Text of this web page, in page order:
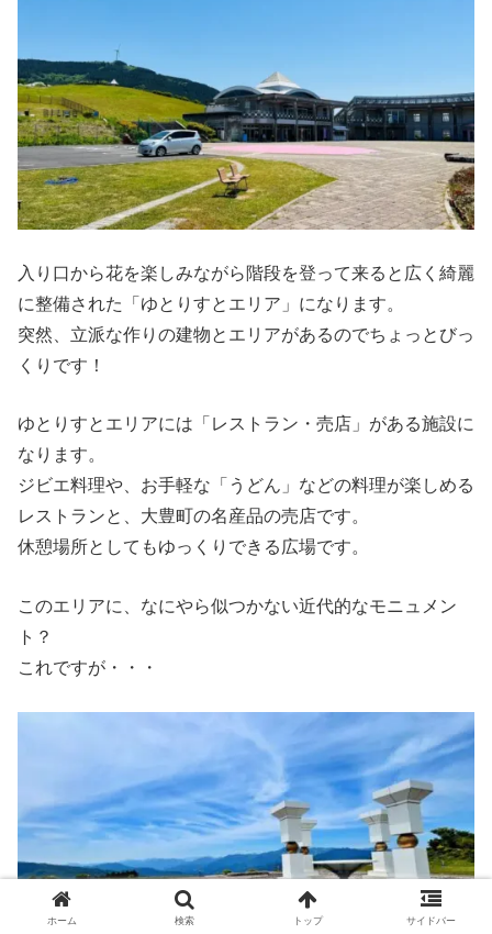
入り口から花を楽しみながら階段を登って来ると広く綺麗
に整備された「ゆとりすとエリア」になります。
突然、立派な作りの建物とエリアがあるのでちょっとびっ
くりです！
ゆとりすとエリアには「レストラン・売店」がある施設に
なります。
ジビエ料理や、お手軽な「うどん」などの料理が楽しめる
レストランと、大豊町の名産品の売店です。
休憩場所としてもゆっくりできる広場です。
このエリアに、なにやら似つかない近代的なモニュメン
ト？
これですが・・・
ホーム 検索 トップ サイドバー